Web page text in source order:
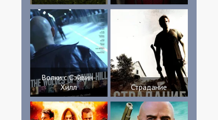
Волки с Сэйвин-
Хилл
Страдание